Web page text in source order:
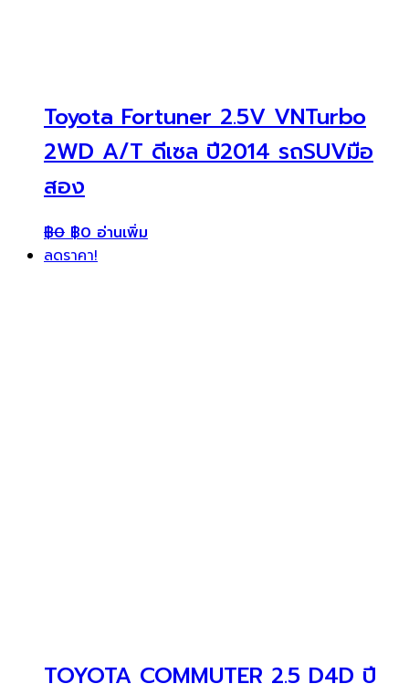
Toyota Fortuner 2.5V VNTurbo
2WD A/T ดีเซล ปี2014 รถSUVมือ
สอง
฿0 ฿0 อ่านเพิ่ม
ลดราคา!
TOYOTA COMMUTER 2.5 D4D ปี